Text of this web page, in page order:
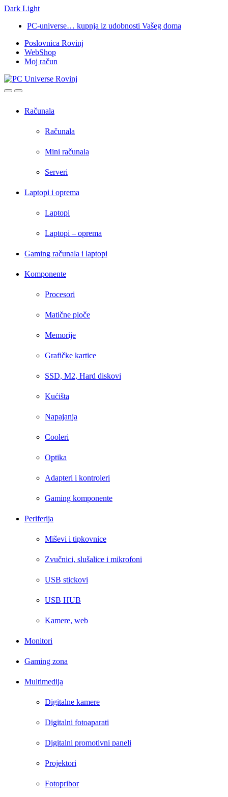
Dark Light
navigation
content
PC-universe… kupnja iz udobnosti Vašeg doma
Poslovnica Rovinj
WebShop
Moj račun
OpenClose
Računala
Računala
Mini računala
Serveri
Laptopi i oprema
Laptopi
Laptopi – oprema
Gaming računala i laptopi
Komponente
Procesori
Matične ploče
Memorije
Grafičke kartice
SSD, M2, Hard diskovi
Kućišta
Napajanja
Cooleri
Optika
Adapteri i kontroleri
Gaming komponente
Periferija
Miševi i tipkovnice
Zvučnici, slušalice i mikrofoni
USB stickovi
USB HUB
Kamere, web
Monitori
Gaming zona
Multimedija
Digitalne kamere
Digitalni fotoaparati
Digitalni promotivni paneli
Projektori
Fotopribor